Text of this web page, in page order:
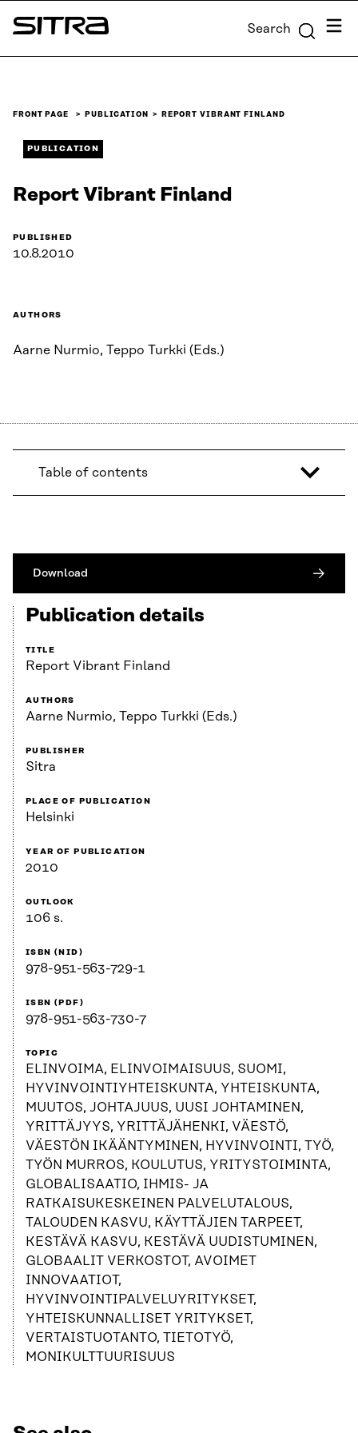
Skip to
content
Sitra Search Menu
FRONT PAGE PUBLICATION REPORT VIBRANT FINLAND
PUBLICATION
Report Vibrant Finland
PUBLISHED
10.8.2010
AUTHORS
Aarne Nurmio, Teppo Turkki (Eds.)
Table of contents
Download
Publication details
TITLE
Report Vibrant Finland
AUTHORS
Aarne Nurmio, Teppo Turkki (Eds.)
PUBLISHER
Sitra
PLACE OF PUBLICATION
Helsinki
YEAR OF PUBLICATION
2010
OUTLOOK
106 s.
ISBN (NID)
978-951-563-729-1
ISBN (PDF)
978-951-563-730-7
TOPIC
ELINVOIMA, ELINVOIMAISUUS, SUOMI,
HYVINVOINTIYHTEISKUNTA, YHTEISKUNTA,
MUUTOS, JOHTAJUUS, UUSI JOHTAMINEN,
YRITTÄJYYS, YRITTÄJÄHENKI, VÄESTÖ,
VÄESTÖN IKÄÄNTYMINEN, HYVINVOINTI, TYÖ,
TYÖN MURROS, KOULUTUS, YRITYSTOIMINTA,
GLOBALISAATIO, IHMIS- JA
RATKAISUKESKEINEN PALVELUTALOUS,
TALOUDEN KASVU, KÄYTTÄJIEN TARPEET,
KESTÄVÄ KASVU, KESTÄVÄ UUDISTUMINEN,
GLOBAALIT VERKOSTOT, AVOIMET
INNOVAATIOT,
HYVINVOINTIPALVELUYRITYKSET,
YHTEISKUNNALLISET YRITYKSET,
VERTAISTUOTANTO, TIETOTYÖ,
MONIKULTTUURISUUS